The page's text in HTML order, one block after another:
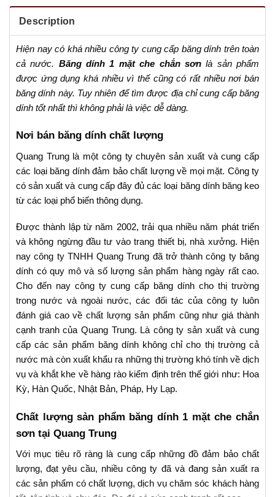
Description
Hiện nay có khá nhiều công ty cung cấp băng dính trên toàn
cả nước. Băng dính 1 mặt che chắn sơnlà sản phẩm
được ứng dụng khá nhiều vì thế cũng có rất nhiều nơi bán
băng dính này. Tuy nhiên để tìm được địa chỉ cung cấp băng
dính tốt nhất thì không phải là việc dễ dàng.
Nơi bán băng dính chất lượng
Quang Trung là một công ty chuyên sản xuất và cung cấp
các loại băng dính đảm bảo chất lượng về mọi mặt. Công ty
có sản xuất và cung cấp đây đủ các loại băng dính băng keo
từ các loại phổ biến thông dụng.
Được thành lập từ năm 2002, trải qua nhiều năm phát triển
và không ngừng đầu tư vào trang thiết bị, nhà xưởng. Hiện
nay công ty TNHH Quang Trung đã trở thành công ty băng
dính có quy mô và số lượng sản phẩm hàng ngày rất cao.
Cho đến nay công ty cung cấp băng dính cho thị trường
trong nước và ngoài nước, các đối tác của công ty luôn
đánh giá cao về chất lượng sản phẩm cũng như giá thành
cạnh tranh của Quang Trung. Là công ty sản xuất và cung
cấp các sản phẩm băng dính không chỉ cho thị trường cả
nước mà còn xuất khẩu ra những thị trường khó tính về dịch
vụ và khắt khe về hàng rào kiểm định trên thế giới như: Hoa
Kỳ, Hàn Quốc, Nhật Bản, Pháp, Hy Lạp.
Chất lượng sản phẩm băng dính 1 mặt che chắn
sơn tại Quang Trung
Với mục tiêu rõ ràng là cung cấp những đồ đảm bảo chất
lượng, đạt yêu cầu, nhiều công ty đã và đang sản xuất ra
các sản phẩm có chất lượng, dịch vụ chăm sóc khách hàng